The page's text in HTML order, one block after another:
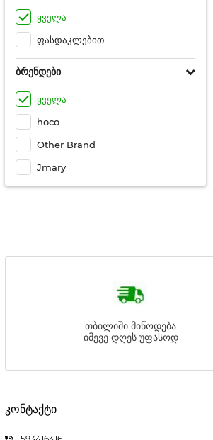
ყველა
ფასდაკლებით
ბრენდები
ყველა
hoco
Other Brand
Jmary
თბილიში მიწოდება
იმევე დღეს უფასოდ
კონტაქტი